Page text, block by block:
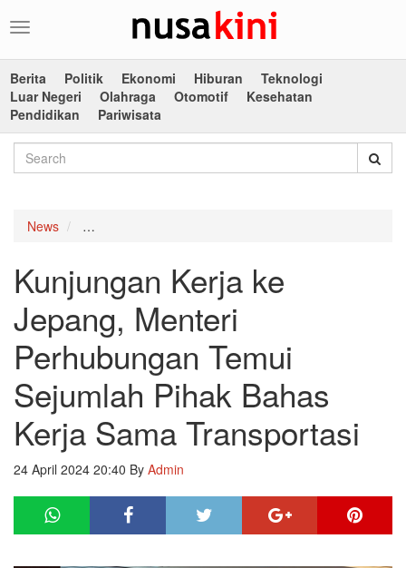
Toggle
Berita
Politik Ekonomi Hiburan
Teknologi
Luar Negeri
Olahraga Otomotif
Kesehatan
Pendidikan
Pariwisata
News
Kunjungan Kerja ke
Jepang, Menteri
Perhubungan Temui
Sejumlah Pihak Bahas
Kerja Sama Transportasi
24 April 2024 20:40 By Admin